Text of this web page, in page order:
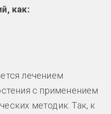
как:
лечением
с применением
методик. Так, к